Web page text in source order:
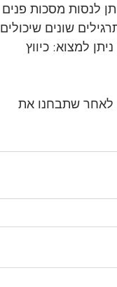
לנסות מסכות פנים
שונים שיכולים
למצוא: כיווץ
לאחר שתבחנו את